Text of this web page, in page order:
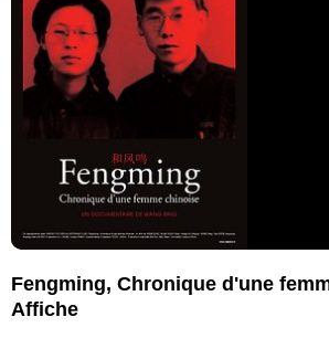
Fengming, Chronique d'une
Affiche